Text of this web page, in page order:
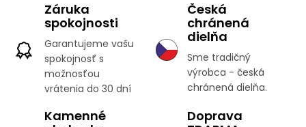
Záruka
spokojnosti
Garantujeme vašu
spokojnosť s
možnosťou
vrátenia do 30 dní
Česká
chránená
dielňa
Sme tradičný
výrobca - česká
chránená dielňa.
Kamenné
Doprava